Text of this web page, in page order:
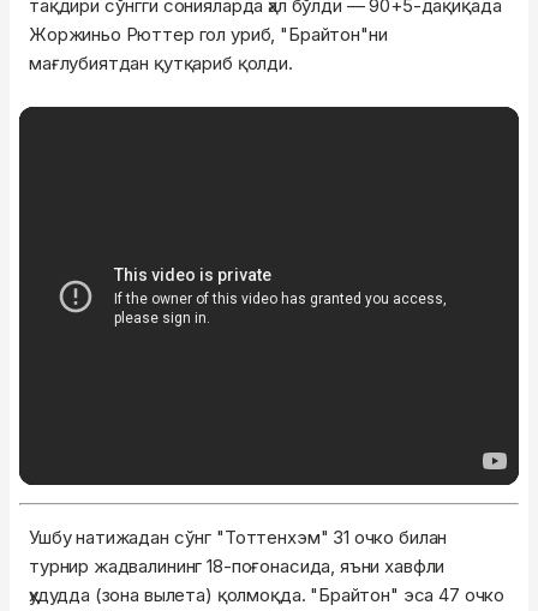
тақдири сўнгги сонияларда ҳал бўлди — 90+5-дақиқада
Жоржиньо Рюттер гол уриб, "Брайтон"ни
мағлубиятдан қутқариб қолди.
Ушбу натижадан сўнг "Тоттенхэм" 31 очко билан
турнир жадвалининг 18-поғонасида, яъни хавфли
ҳудудда (зона вылета) қолмоқда. "Брайтон" эса 47 очко